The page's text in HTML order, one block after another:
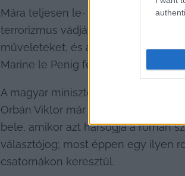
Mára teljesen le- és bezárt
terrorizmus vádjával akár 22,5 év
műveleteket, és aláírt egy petíciót
Marine le Penig felkarolták
A magyar miniszterelnök egyelőre
Orbán Viktor már ott tart, hogy
bele, amikor azt harsogja a román
választójog; most éppen egy ilyen
csatornákon keresztül.